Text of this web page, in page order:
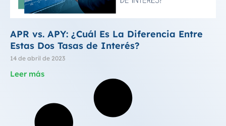
APR vs. APY: ¿Cuál Es La Diferencia Entre
Estas Dos Tasas de Interés?
14 de abril de 2023
Leer más